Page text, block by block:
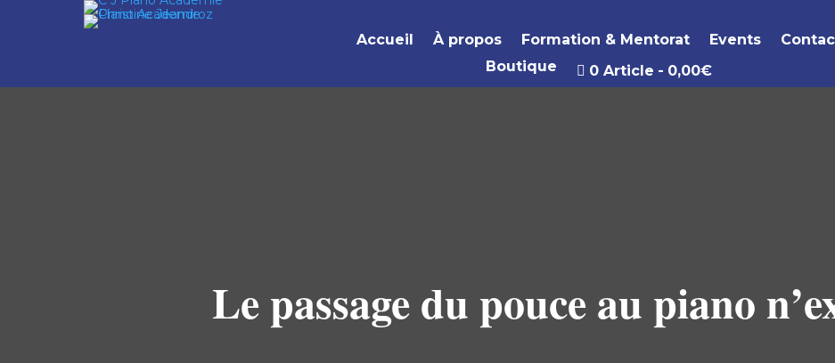
Accueil À propos Formation & Mentorat Events
Boutique
0 Article 0,00€
Le passage du pouce au piano